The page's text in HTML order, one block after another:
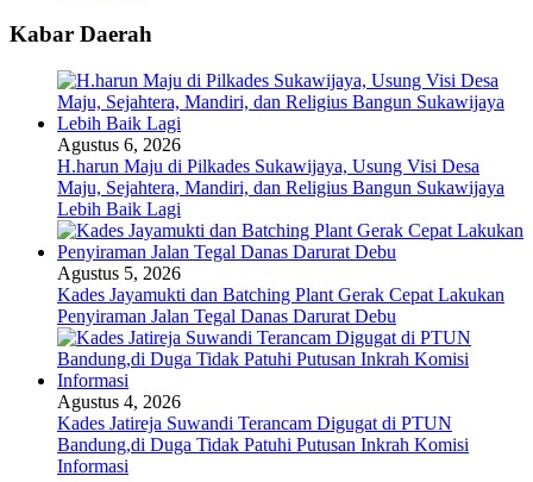
Kabar Daerah
Agustus 6, 2026
H.harun Maju di Pilkades Sukawijaya, Usung Visi Desa
Maju, Sejahtera, Mandiri, dan Religius Bangun Sukawijaya
Lebih Baik Lagi
Agustus 5, 2026
Kades Jayamukti dan Batching Plant Gerak Cepat Lakukan
Penyiraman Jalan Tegal Danas Darurat Debu
Agustus 4, 2026
Kades Jatireja Suwandi Terancam Digugat di PTUN
Bandung,di Duga Tidak Patuhi Putusan Inkrah Komisi
Informasi